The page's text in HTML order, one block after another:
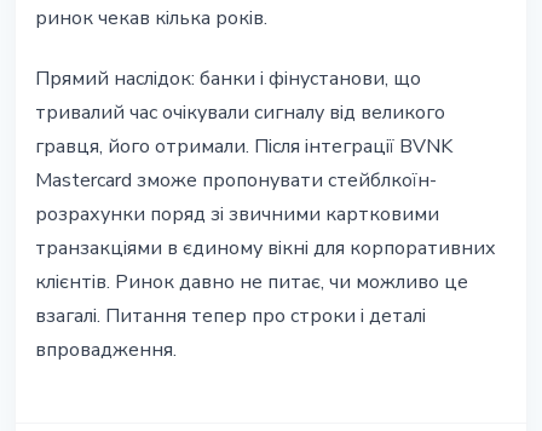
ринок чекав кілька років.
Прямий наслідок: банки і фінустанови, що
тривалий час очікували сигналу від великого
гравця, його отримали. Після інтеграції BVNK
Mastercard зможе пропонувати стейблкоїн-
розрахунки поряд зі звичними картковими
транзакціями в єдиному вікні для корпоративних
клієнтів. Ринок давно не питає, чи можливо це
взагалі. Питання тепер про строки і деталі
впровадження.